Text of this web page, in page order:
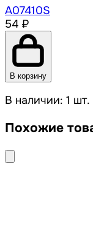
A07410S
54 ₽
В корзину
В наличии: 1 шт.
Похожие